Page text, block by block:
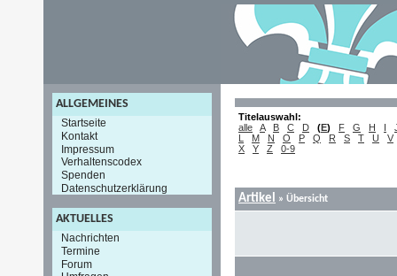
ALLGEMEINES
Startseite
Kontakt
Impressum
Verhaltenscodex
Spenden
Datenschutzerklärung
AKTUELLES
Nachrichten
Termine
Forum
Titelauswahl:
alle
A B C D (E) F G H I
L
M N O P Q R S T U
V
X
Y Z 0-9
Artikel » Übersicht